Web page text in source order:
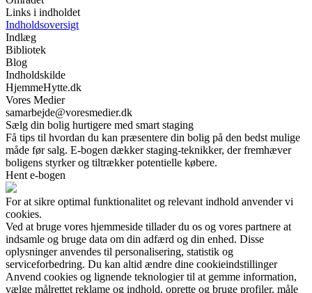
Links i indholdet
Indholdsoversigt
Indlæg
Bibliotek
Blog
Indholdskilde
HjemmeHytte.dk
Vores Medier
samarbejde@voresmedier.dk
Sælg din bolig hurtigere med smart staging
Få tips til hvordan du kan præsentere din bolig på den bedst mulige
måde før salg. E-bogen dækker staging-teknikker, der fremhæver
boligens styrker og tiltrækker potentielle købere.
Hent e-bogen
For at sikre optimal funktionalitet og relevant indhold anvender vi
cookies.
Ved at bruge vores hjemmeside tillader du os og vores partnere at
indsamle og bruge data om din adfærd og din enhed. Disse
oplysninger anvendes til personalisering, statistik og
serviceforbedring. Du kan altid ændre dine cookieindstillinger
Anvend cookies og lignende teknologier til at gemme information,
vælge målrettet reklame og indhold, oprette og bruge profiler, måle